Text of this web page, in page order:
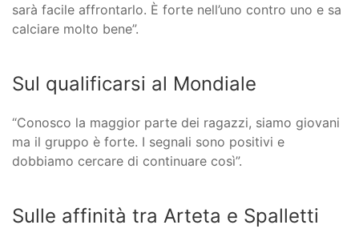
sarà facile affrontarlo. È forte nell’uno contro uno e sa
calciare molto bene”.
Sul qualificarsi al Mondiale
“Conosco la maggior parte dei ragazzi, siamo giovani
ma il gruppo è forte. I segnali sono positivi e
dobbiamo cercare di continuare così”.
Sulle affinità tra Arteta e Spalletti